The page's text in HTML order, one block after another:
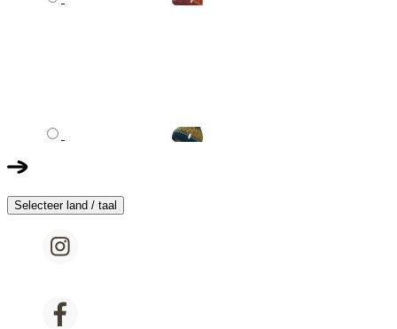
Selecteer land / taal